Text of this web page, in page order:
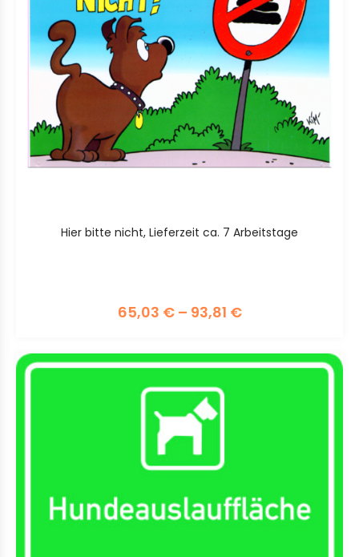
Hier bitte nicht, Lieferzeit ca. 7 Arbeitstage
65,03 €– 93,81 €